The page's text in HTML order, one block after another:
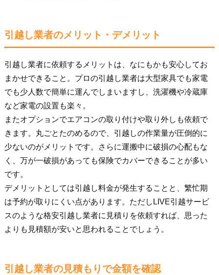
引越し業者のメリット・デメリット
引越し業者に依頼するメリットは、なにもかも安心してお
まかせできること。プロの引越し業者は大型家具でも家電
でも少人数で簡単に運んでしまいますし、洗濯機や冷蔵庫
など家電の設置も楽々。
またオプションでエアコンの取り付けや取り外しも依頼で
きます。丸ごとたのめるので、引越しの作業量が圧倒的に
少ないのがメリットです。さらに運搬中に破損の心配もな
く、万が一破損があっても保険でカバーできることが多い
です。
デメリットとしては引越し料金が発生することと、繁忙期
は予約が取りにくい点があります。ただしLIVE引越サービ
スのような格安引越し業者に見積りを依頼すれば、思った
よりも見積額が安いと思われることでしょう。
引越し業者の見積もりで金額を確認